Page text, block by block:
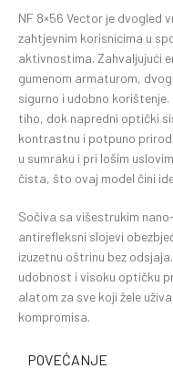
NF 8×56 Vector je dvogled
zahtjevnim korisnicima u
aktivnostima. Zahvaljujući
gumenom armaturom,
sigurno i udobno
tiho, dok napredni optički
kontrastnu i potpuno
u sumraku i pri lošim
čista, što ovaj model čini
Sočiva sa višestrukim
antirefleksni slojevi
izuzetnu oštrinu bez
udobnost i visoku optičku
alatom za sve koji žele
kompromisa.
POVEĆANJE